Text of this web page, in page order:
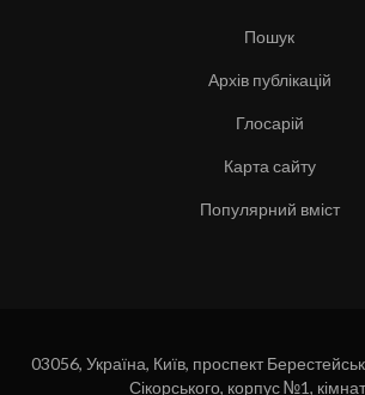
Пошук
Архів публікацій
Глосарій
Карта сайту
Популярний вміст
03056, Україна, Київ, проспект
Сікорського, корпус №1,